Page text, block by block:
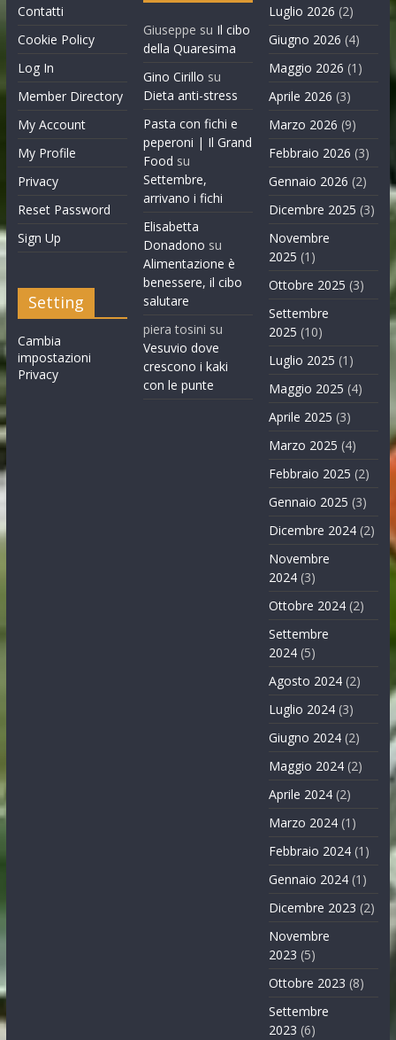
Contatti
Cookie Policy
Log In
Member Directory
My Account
My Profile
Privacy
Reset Password
Sign Up
Setting
Cambia
impostazioni
Privacy
Giuseppe su Il cibo
della Quaresima
Gino Cirillo su
Dieta anti-stress
Pasta con fichi e
peperoni | Il Grand
Food su
Settembre,
arrivano i fichi
Elisabetta
Donadono su
Alimentazione è
benessere, il cibo
salutare
piera tosini su
Vesuvio dove
crescono i kaki
con le punte
Luglio 2026 (2)
Giugno 2026 (4)
Maggio 2026 (1)
Aprile 2026 (3)
Marzo 2026 (9)
Febbraio 2026 (3)
Gennaio 2026 (2)
Dicembre 2025 (3)
Novembre
2025 (1)
Ottobre 2025 (3)
Settembre
2025 (10)
Luglio 2025 (1)
Maggio 2025 (4)
Aprile 2025 (3)
Marzo 2025 (4)
Febbraio 2025 (2)
Gennaio 2025 (3)
Dicembre 2024 (2)
Novembre
2024 (3)
Ottobre 2024 (2)
Settembre
2024 (5)
Agosto 2024 (2)
Luglio 2024 (3)
Giugno 2024 (2)
Maggio 2024 (2)
Aprile 2024 (2)
Marzo 2024 (1)
Febbraio 2024 (1)
Gennaio 2024 (1)
Dicembre 2023 (2)
Novembre
2023 (5)
Ottobre 2023 (8)
Settembre
2023 (6)